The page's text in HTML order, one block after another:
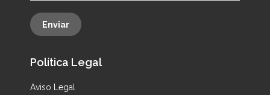
Enviar
Política Legal
Aviso Legal